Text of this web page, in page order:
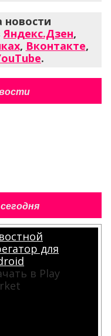
новости
Яндекс.Дзен,
, Вконтакте,
.
для
в Play